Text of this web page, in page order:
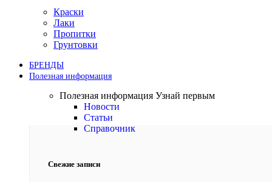
Краски
Лаки
Пропитки
Грунтовки
БРЕНДЫ
Полезная информация
Полезная информация Узнай первым
Новости
Статьи
Справочник
Свежие записи